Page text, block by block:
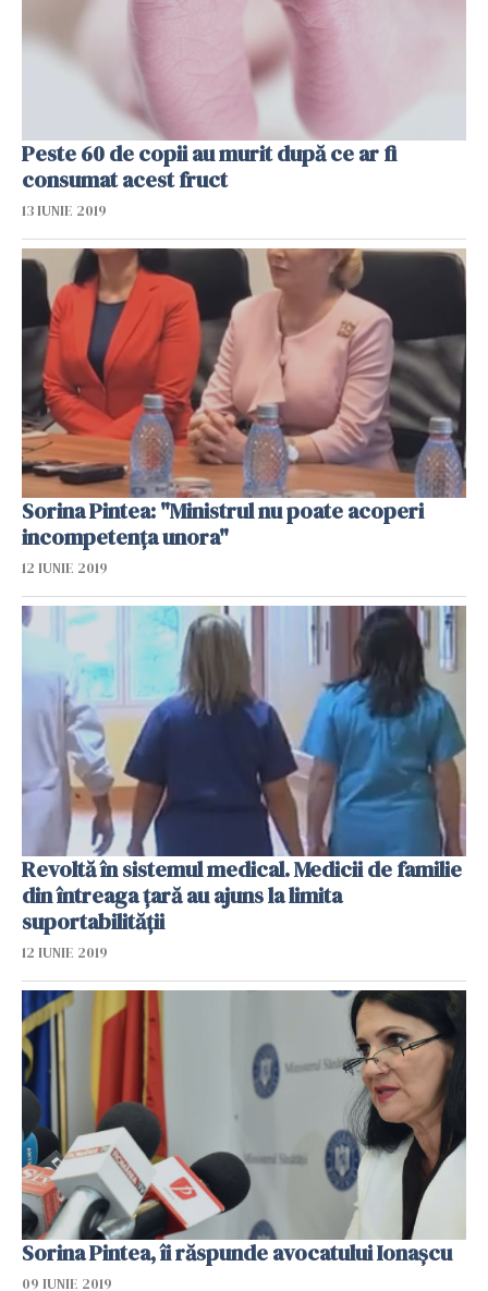
Peste 60 de copii au murit după ce ar fi
consumat acest fruct
13 IUNIE 2019
Sorina Pintea: "Ministrul nu poate acoperi
incompetenţa unora"
12 IUNIE 2019
Revoltă în sistemul medical. Medicii de familie
din întreaga țară au ajuns la limita
suportabilității
12 IUNIE 2019
Sorina Pintea, îi răspunde avocatului Ionaşcu
09 IUNIE 2019